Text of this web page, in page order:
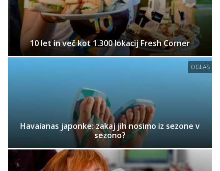
10 let in več kot 1.300 lokacij Fresh Corner
OGLAS
Havaianas japonke: zakaj jih nosimo iz sezone v
sezono?